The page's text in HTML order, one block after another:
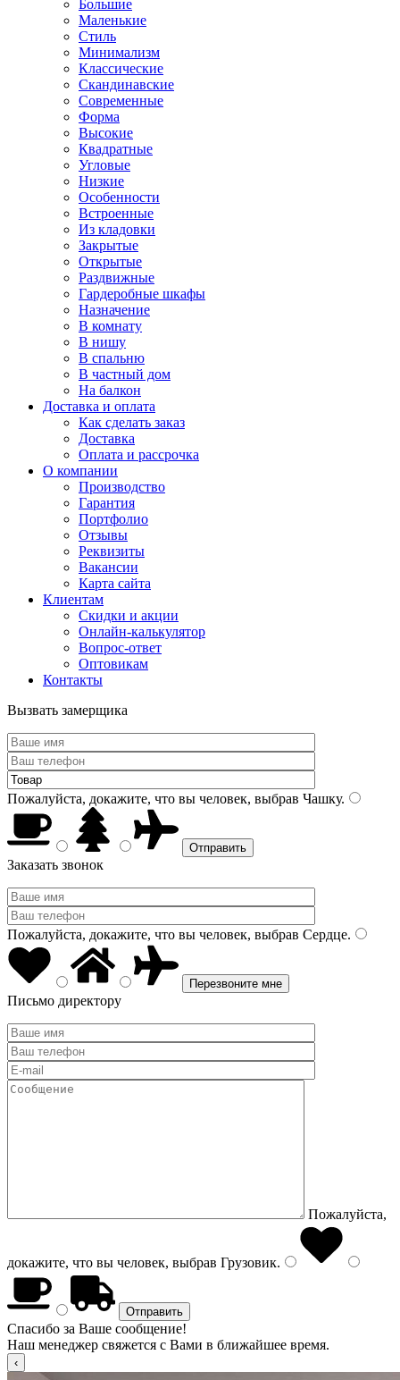
Большие
Маленькие
Стиль
Минимализм
Классические
Скандинавские
Современные
Форма
Высокие
Квадратные
Угловые
Низкие
Особенности
Встроенные
Из кладовки
Закрытые
Открытые
Раздвижные
Гардеробные шкафы
Назначение
В комнату
В нишу
В спальню
В частный дом
На балкон
Доставка и оплата
Как сделать заказ
Доставка
Оплата и рассрочка
О компании
Производство
Гарантия
Портфолио
Отзывы
Реквизиты
Вакансии
Карта сайта
Клиентам
Скидки и акции
Онлайн-калькулятор
Вопрос-ответ
Оптовикам
Контакты
Вызвать замерщика
Пожалуйста, докажите, что вы человек, выбрав Чашку.
Заказать звонок
Пожалуйста, докажите, что вы человек, выбрав Сердце.
Письмо директору
Пожалуйста,
докажите, что вы человек, выбрав Грузовик.
Спасибо за Ваше сообщение!
Наш менеджер свяжется с Вами в ближайшее время.